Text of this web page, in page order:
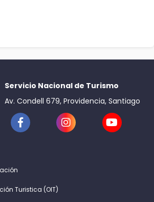
Servicio Nacional de Turismo
Av. Condell 679, Providencia, Santiago
Turistica (OIT)